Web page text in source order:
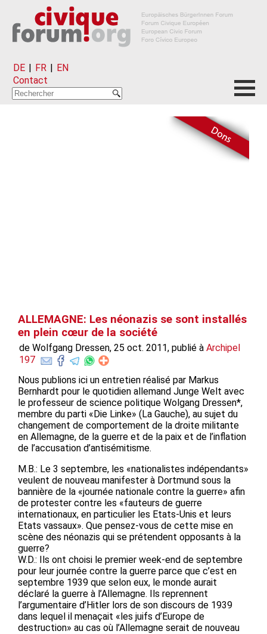
DE | FR | EN
Contact
ALLEMAGNE: Les néonazis se sont installés
en plein cœur de la société
de Wolfgang Dressen, 25 oct. 2011, publié à Archipel
197
Nous publions ici un entretien réalisé par Markus
Bernhardt pour le quotidien allemand Junge Welt avec
le professeur de science politique Wolgang Dressen*,
membre du parti «Die Linke» (La Gauche), au sujet du
changement de comportement de la droite militante
en Allemagne, de la guerre et de la paix et de l’inflation
de l’accusation d’antisémitisme.
M.B.: Le 3 septembre, les «nationalistes indépendants»
veulent de nouveau manifester à Dortmund sous la
bannière de la «journée nationale contre la guerre» afin
de protester contre les «fauteurs de guerre
internationaux, en particulier les Etats-Unis et leurs
Etats vassaux». Que pensez-vous de cette mise en
scène des néonazis qui se prétendent opposants à la
guerre?
W.D.: Ils ont choisi le premier week-end de septembre
pour leur journée contre la guerre parce que c’est en
septembre 1939 que selon eux, le monde aurait
déclaré la guerre à l’Allemagne. Ils reprennent
l’argumentaire d’Hitler lors de son discours de 1939
dans lequel il menaçait «les juifs d’Europe de
destruction» au cas où l’Allemagne serait de nouveau